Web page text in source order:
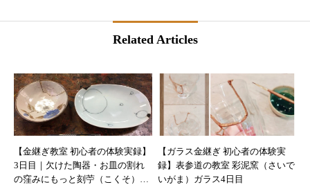
Related Articles
【金継ぎ教室 初心者の体験実録】
3日目｜欠けた陶器・お皿の割れ
の窪みにもっと刻苧（こくそ）を
【ガラス金継ぎ 初心者の体験実
録】表参道の教室 彩泥窯（さいで
いがま）ガラス4日目